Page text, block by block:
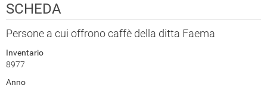
SCHEDA
Persone a cui offrono caffè della ditta Faema
Inventario
8977
Anno